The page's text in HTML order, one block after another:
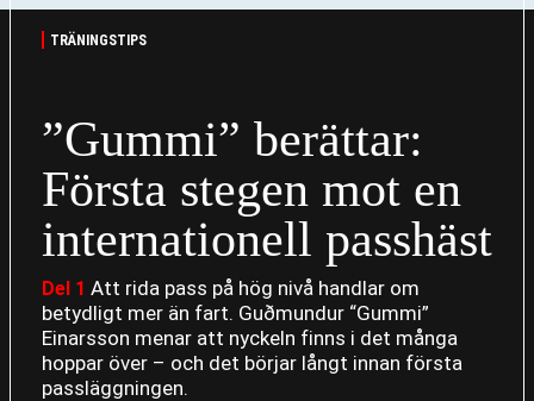
TRÄNINGSTIPS
”Gummi” berättar:
Första stegen mot en
internationell passhäst
Del 1 Att rida pass på hög nivå handlar om
betydligt mer än fart. Guðmundur “Gummi”
Einarsson menar att nyckeln finns i det många
hoppar över – och det börjar långt innan första
passläggningen.